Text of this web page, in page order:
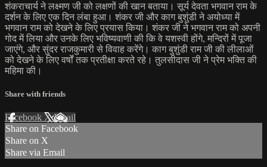
शंकराचार्य ने लक्ष्मण जी को लक्षणों की खान बताया। सूर्य देवता भगवान राम के
दर्शन के लिए एक दिन लंबा हुआ। शंकर जी और काग बुशुंडी ने अयोध्या में
भगवान राम को देखने के लिए प्रयास किया। शंकर जी ने भगवान राम को अपनी
गोद में लिया और उनके लिए भविष्यवाणी की कि वे यशस्वी होंगे, मन्दिरों में पूजा
जाएंगे, और सुंदर राजकुमारी से विवाह करेंगे। काग बुशुंडी राम जी की लीलाओं
को देखने के लिए वर्षों तक प्रतीक्षा करते रहे। तुलसीदास जी ने प्रेम भक्ति की
महिमा की।
Share with friends
Facebook XEmail
Share on Facebook
Share on X
Share via Email